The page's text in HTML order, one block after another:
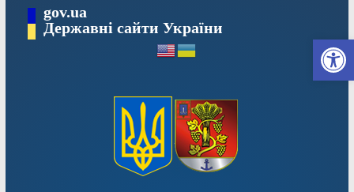
вмісту
gov.ua
Державні сайти України